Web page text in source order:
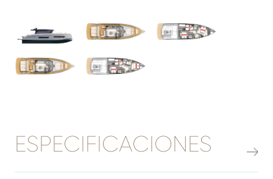
ESPECIFICACIONES